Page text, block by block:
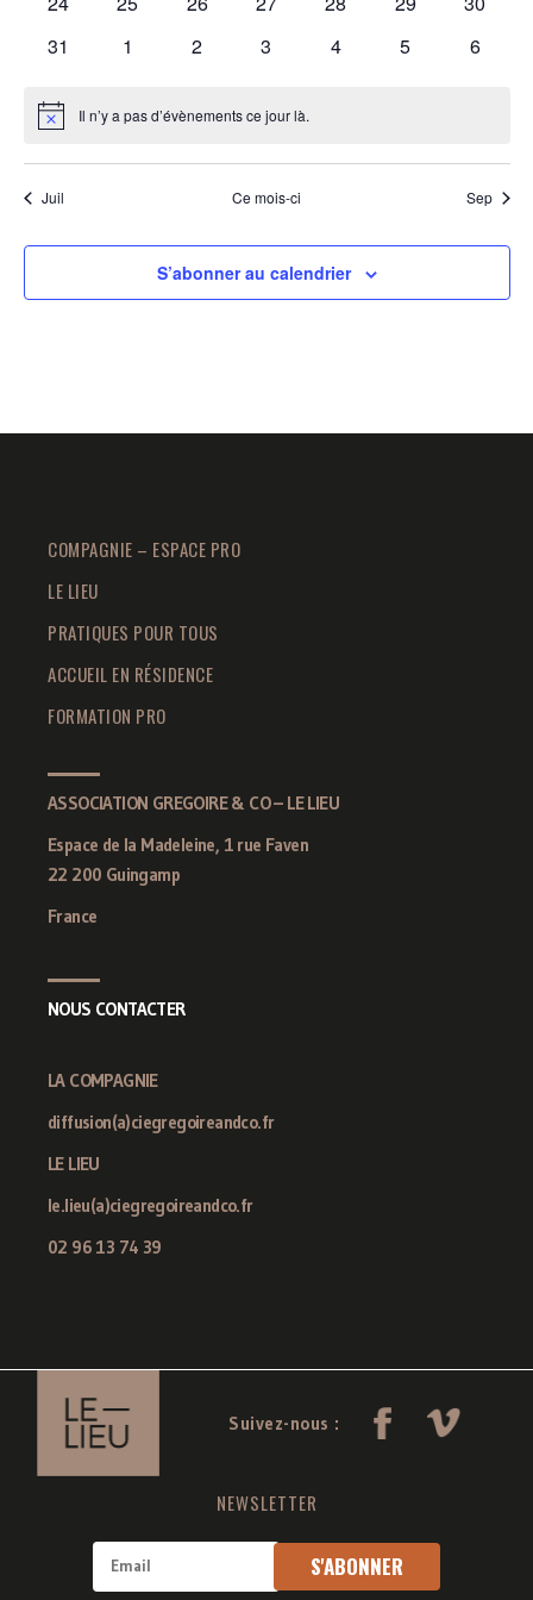
0
31
0
1
0
2
0
3
0
4
0
5
0
6
Notice Il n’y a pas d’évènements ce jour là.
Juil Ce mois-ci Sep
S’abonner au calendrier
COMPAGNIE – ESPACE PRO
LE LIEU
PRATIQUES POUR TOUS
ACCUEIL EN RÉSIDENCE
FORMATION PRO
ASSOCIATION GREGOIRE & CO – LE LIEU
Espace de la Madeleine, 1 rue Faven
22 200 Guingamp
France
NOUS CONTACTER
LA COMPAGNIE
diffusion(a)ciegregoireandco.fr
LE LIEU
le.lieu(a)ciegregoireandco.fr
02 96 13 74 39
Suivez-nous :
NEWSLETTER